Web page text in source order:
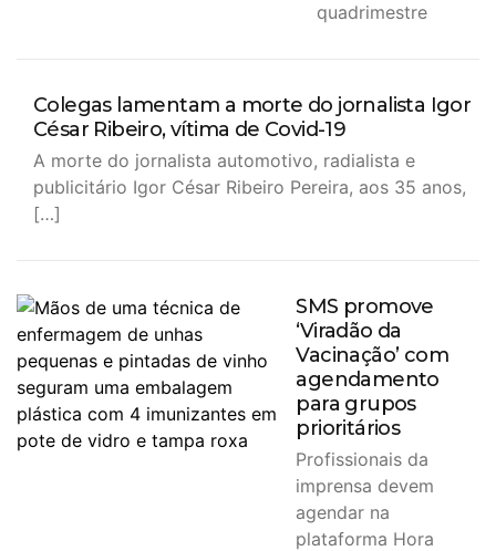
quadrimestre
Colegas lamentam a morte do jornalista Igor
César Ribeiro, vítima de Covid-19
A morte do jornalista automotivo, radialista e
publicitário Igor César Ribeiro Pereira, aos 35 anos,
[…]
SMS promove
‘Viradão da
Vacinação’ com
agendamento
para grupos
prioritários
Profissionais da
imprensa devem
agendar na
plataforma Hora